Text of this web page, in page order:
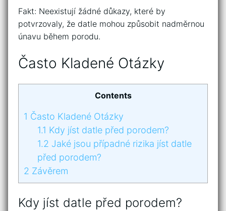
Fakt: Neexistují žádné důkazy, které by
potvrzovaly, že datle mohou způsobit nadměrnou
únavu během porodu.
Často Kladené Otázky
Contents
1 Často Kladené Otázky
1.1 Kdy jíst datle před porodem?
1.2 Jaké jsou případné rizika jíst datle
před porodem?
2 Závěrem
Kdy jíst datle před porodem?